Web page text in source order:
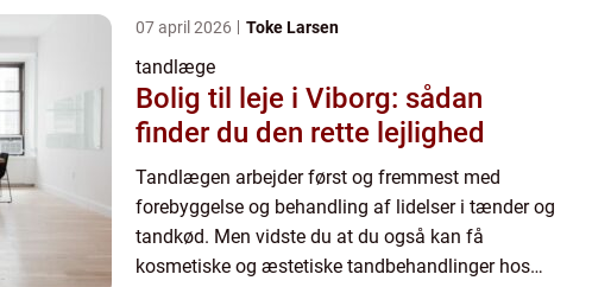
07 april 2026 Toke Larsen
tandlæge
Bolig til leje i Viborg: sådan
finder du den rette lejlighed
Tandlægen arbejder først og fremmest med
forebyggelse og behandling af lidelser i tænder og
tandkød. Men vidste du at du også kan få
kosmetiske og æstetiske tandbehandlinger hos